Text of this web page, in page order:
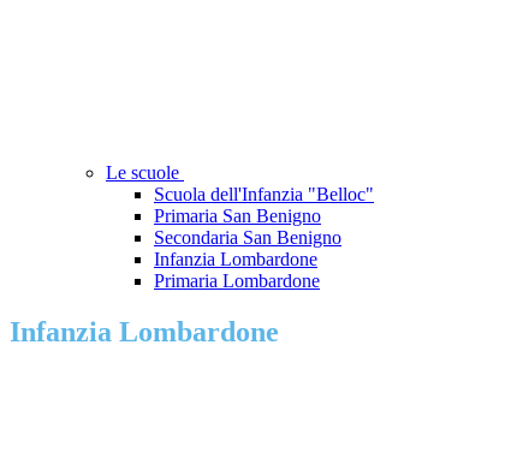
Le scuole
Scuola dell'Infanzia "Belloc"
Primaria San Benigno
Secondaria San Benigno
Infanzia Lombardone
Primaria Lombardone
Infanzia Lombardone